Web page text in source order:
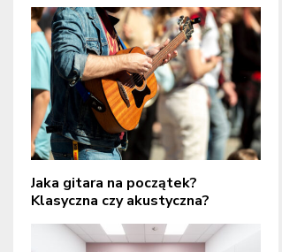
Jaka gitara na początek?
Klasyczna czy akustyczna?